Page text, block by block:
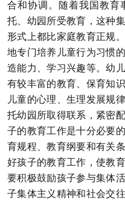
合和协调。随着我国教育
托、幼园所受教育，这种
形式上都比家庭教育正规
地专门培养儿童行为习惯
造能力、学习兴趣等。幼
有较丰富的教育、保育知
儿童的心理、生理发展规
托幼园所取得联系，紧密
子的教育工作是十分必要
育规程、教育纲要和有关
好孩子的教育工作，使教
要积极鼓励孩子参与集体
子集体主义精神和社会交